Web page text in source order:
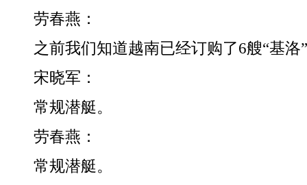
劳春燕：
之前我们知道越南已经订购了6艘“基洛
宋晓军：
常规潜艇。
劳春燕：
常规潜艇。